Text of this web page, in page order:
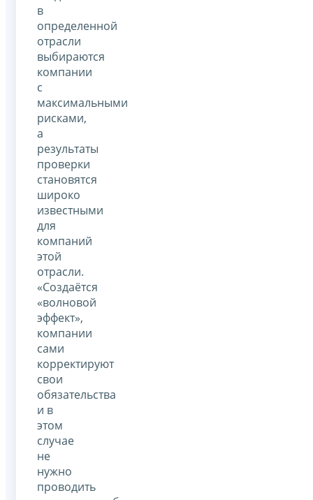
в
определенной
отрасли
выбираются
компании
с
максимальными
рисками,
а
результаты
проверки
становятся
широко
известными
для
компаний
этой
отрасли.
«Создаётся
«волновой
эффект»,
компании
сами
корректируют
свои
обязательства
и в
этом
случае
не
нужно
проводить